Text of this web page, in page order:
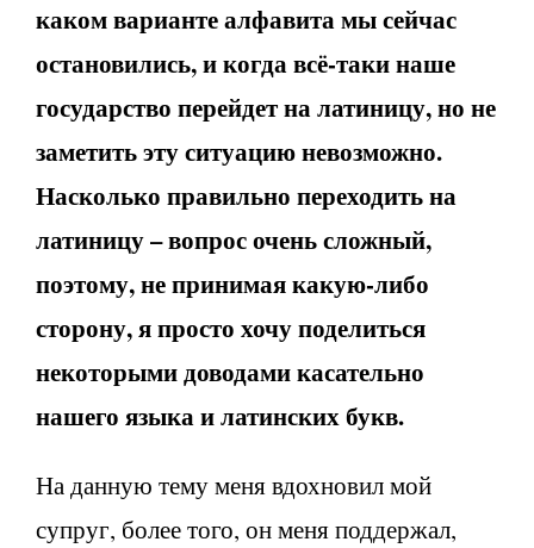
каком варианте алфавита мы сейчас
остановились, и когда всё-таки наше
государство перейдет на латиницу, но не
заметить эту ситуацию невозможно.
Насколько правильно переходить на
латиницу – вопрос очень сложный,
поэтому, не принимая какую-либо
сторону, я просто хочу поделиться
некоторыми доводами касательно
нашего языка и латинских букв.
На данную тему меня вдохновил мой
супруг, более того, он меня поддержал,